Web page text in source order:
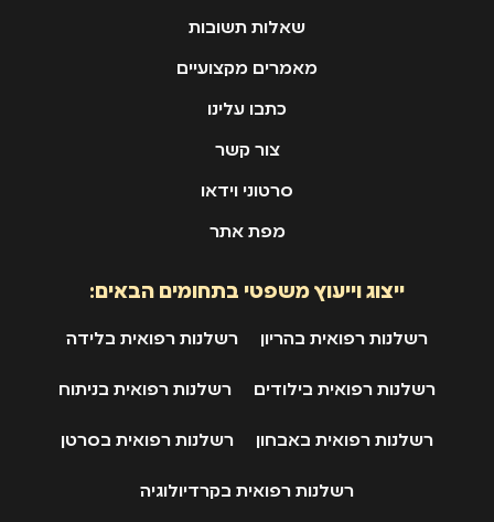
שאלות תשובות
מאמרים מקצועיים
כתבו עלינו
צור קשר
סרטוני וידאו
מפת אתר
ייצוג וייעוץ משפטי בתחומים הבאים:
רשלנות רפואית בהריון רשלנות רפואית בלידה
רשלנות רפואית בילודים רשלנות רפואית בניתוח
רשלנות רפואית באבחון רשלנות רפואית בסרטן
רשלנות רפואית בקרדיולוגיה